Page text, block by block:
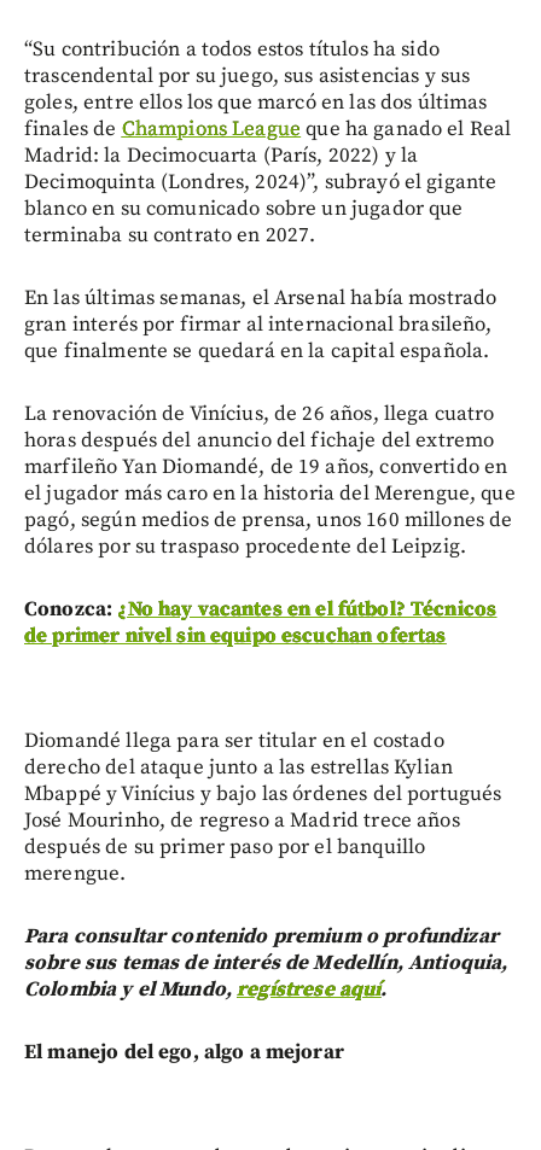
“Su contribución a todos estos títulos ha sido
trascendental por su juego, sus asistencias y sus
goles, entre ellos los que marcó en las dos últimas
finales de Champions League que ha ganado el Real
Madrid: la Decimocuarta (París, 2022) y la
Decimoquinta (Londres, 2024)”, subrayó el gigante
blanco en su comunicado sobre un jugador que
terminaba su contrato en 2027.
En las últimas semanas, el Arsenal había mostrado
gran interés por firmar al internacional brasileño,
que finalmente se quedará en la capital española.
La renovación de Vinícius, de 26 años, llega cuatro
horas después del anuncio del fichaje del extremo
marfileño Yan Diomandé, de 19 años, convertido en
el jugador más caro en la historia del Merengue, que
pagó, según medios de prensa, unos 160 millones de
dólares por su traspaso procedente del Leipzig.
Conozca: ¿No hay vacantes en el fútbol? Técnicos
de primer nivel sin equipo escuchan ofertas
Diomandé llega para ser titular en el costado
derecho del ataque junto a las estrellas Kylian
Mbappé y Vinícius y bajo las órdenes del portugués
José Mourinho, de regreso a Madrid trece años
después de su primer paso por el banquillo
merengue.
Para consultar contenido premium o profundizar
sobre sus temas de interés de Medellín, Antioquia,
Colombia y el Mundo,regístrese aquí.
El manejo del ego, algo a mejorar